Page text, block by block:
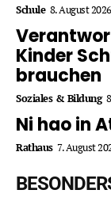
Schule 8. August 2026
Kinder
brauchen
Soziales & Bildung
Ni hao in
Rathaus 7. August